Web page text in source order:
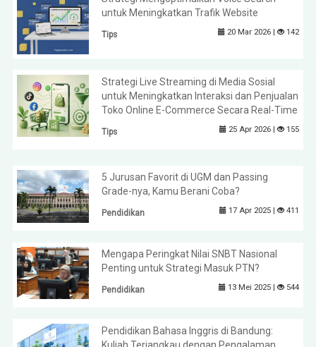
untuk Meningkatkan Trafik Website
Tips 20 Mar 2026 | 142
Strategi Live Streaming di Media Sosial
untuk Meningkatkan Interaksi dan Penjualan
Toko Online E-Commerce Secara Real-Time
Tips 25 Apr 2026 | 155
5 Jurusan Favorit di UGM dan Passing
Grade-nya, Kamu Berani Coba?
Pendidikan 17 Apr 2025 | 411
Mengapa Peringkat Nilai SNBT Nasional
Penting untuk Strategi Masuk PTN?
Pendidikan 13 Mei 2025 | 544
Pendidikan Bahasa Inggris di Bandung:
Kuliah Terjangkau dengan Pengalaman